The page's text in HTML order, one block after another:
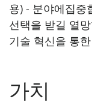
용) - 분야에집중
선택을 받길 열
기술 혁신을 통
가치